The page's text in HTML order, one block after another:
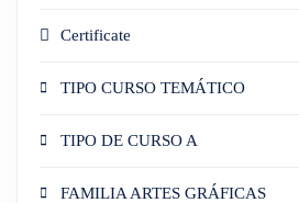
Certificate
TIPO CURSO TEMÁTICO
TIPO DE CURSO A
FAMILIA ARTES GRÁFICAS